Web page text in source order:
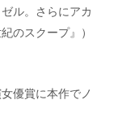
ル。さらにアカ
のスクープ』）
優賞に本作でノ